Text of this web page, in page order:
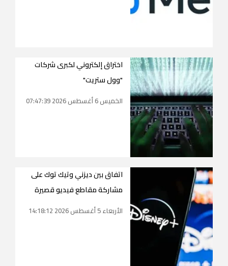
اختراق إلكتروني لكبرى شركات
"وول ستريت"
الخميس 6 أغسطس 2026 07:47:39
اتفاق بين ديزني وتيك توك على
مشاركة مقاطع فيديو قصيرة
الأربعاء 5 أغسطس 2026 14:18:12